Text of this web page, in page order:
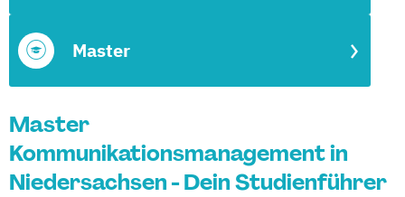
Master
Master
Kommunikationsmanagement in
Niedersachsen - Dein Studienführer